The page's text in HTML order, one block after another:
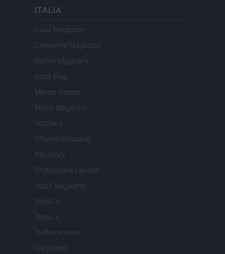
ITALIA
Casa Magazine
Cineverse Magazine
Donne Magazine
Food Blog
Milano Notizie
Motor Magazine
Notizie.it
Offerte Shopping
Pet Story
Professione Lavoro
Sport Magazine
Style24
Think.it
Tuobenessere
Viaggiamo